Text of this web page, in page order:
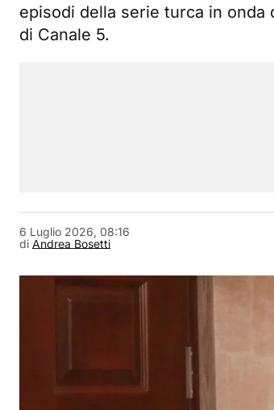
episodi della serie turca in onda
di Canale 5.
di Andrea Bosetti
6 Luglio 2026, 08:16